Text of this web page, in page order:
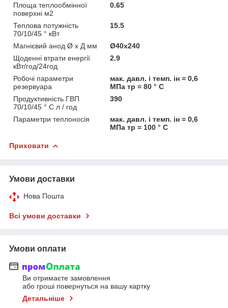
Площа теплообмінної
поверхні м2
0.65
Теплова потужність
70/10/45 ° кВт
15.5
Магнієвий анод Ø х Д мм
Ø40x240
Щоденні втрати енергії
кВт/год/24год
2.9
Робочі параметри
резервуара
мак. давл. і темп. ін = 0,6
МПа тр = 80 ° C
Продуктивність ГВП
70/10/45 ° C л / год
390
Параметри теплоносія
мак. давл. і темп. ін = 0,6
МПа тр = 100 ° C
Приховати
Умови доставки
Нова Пошта
Всі умови доставки
Умови оплати
Ви отримаєте замовлення
або гроші повернуться на вашу картку
Детальніше